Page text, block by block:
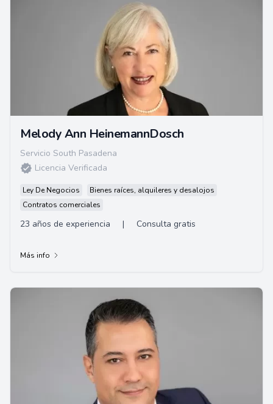
Melody Ann HeinemannDosch
Servicio South Pasadena
Licencia Verificada
Ley De Negocios
Bienes raíces, alquileres y desalojos
Contratos comerciales
23 años de experiencia | Consulta gratis
Más info